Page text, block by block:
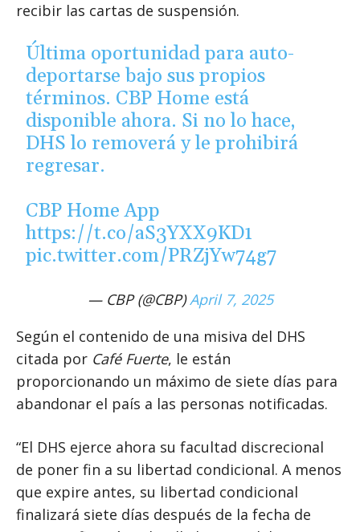
recibir las cartas de suspensión.
Última oportunidad para auto-
deportarse bajo sus propios
términos. CBP Home está
disponible ahora. Si no lo hace,
DHS lo removerá y le prohibirá
regresar.
CBP Home App
https://t.co/aS3YXX9KD1
pic.twitter.com/PRZjYw74g7
— CBP (@CBP)April 7, 2025
Según el contenido de una misiva del DHS
citada por Café Fuerte, le están
proporcionando un máximo de siete días para
abandonar el país a las personas notificadas.
“El DHS ejerce ahora su facultad discrecional
de poner fin a su libertad condicional. A menos
que expire antes, su libertad condicional
finalizará siete días después de la fecha de